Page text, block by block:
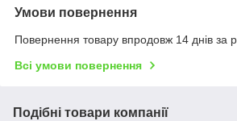
Умови повернення
Повернення товару впродовж 14 днів за
Всі умови повернення
Подібні товари компанії